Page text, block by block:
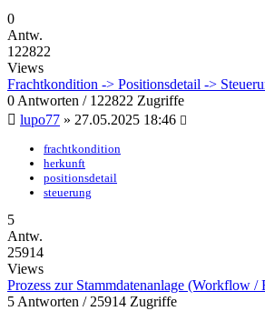
0
Antw.
122822
Views
Frachtkondition -> Positionsdetail ->
0 Antworten / 122822 Zugriffe
lupo77 » 27.05.2025 18:46
frachtkondition
herkunft
positionsdetail
steuerung
5
Antw.
25914
Views
Prozess zur Stammdatenanlage (Workflow /
5 Antworten / 25914 Zugriffe